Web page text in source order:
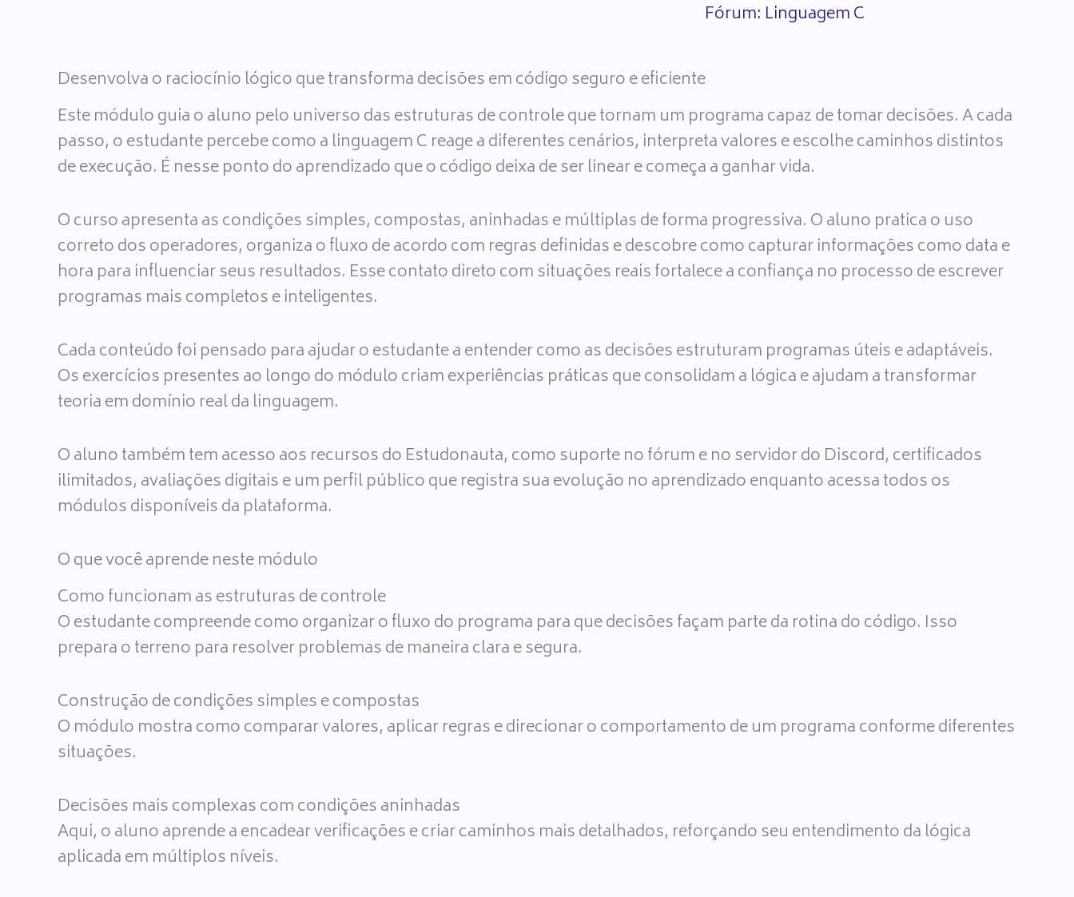
Fórum: Linguagem C
Desenvolva o raciocínio lógico que transforma decisões em código seguro e eficiente
Este módulo guia o aluno pelo universo das estruturas de controle que tornam um programa capaz de tomar decisões. A cada
passo, o estudante percebe como a linguagem C reage a diferentes cenários, interpreta valores e escolhe caminhos distintos
de execução. É nesse ponto do aprendizado que o código deixa de ser linear e começa a ganhar vida.
O curso apresenta as condições simples, compostas, aninhadas e múltiplas de forma progressiva. O aluno pratica o uso
correto dos operadores, organiza o fluxo de acordo com regras definidas e descobre como capturar informações como data e
hora para influenciar seus resultados. Esse contato direto com situações reais fortalece a confiança no processo de escrever
programas mais completos e inteligentes.
Cada conteúdo foi pensado para ajudar o estudante a entender como as decisões estruturam programas úteis e adaptáveis.
Os exercícios presentes ao longo do módulo criam experiências práticas que consolidam a lógica e ajudam a transformar
teoria em domínio real da linguagem.
O aluno também tem acesso aos recursos do Estudonauta, como suporte no fórum e no servidor do Discord, certificados
ilimitados, avaliações digitais e um perfil público que registra sua evolução no aprendizado enquanto acessa todos os
módulos disponíveis da plataforma.
O que você aprende neste módulo
Como funcionam as estruturas de controle
O estudante compreende como organizar o fluxo do programa para que decisões façam parte da rotina do código. Isso
prepara o terreno para resolver problemas de maneira clara e segura.
Construção de condições simples e compostas
O módulo mostra como comparar valores, aplicar regras e direcionar o comportamento de um programa conforme diferentes
situações.
Decisões mais complexas com condições aninhadas
Aqui, o aluno aprende a encadear verificações e criar caminhos mais detalhados, reforçando seu entendimento da lógica
aplicada em múltiplos níveis.